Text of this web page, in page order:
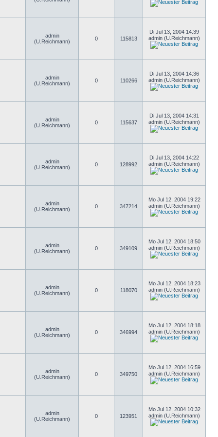
admin
(U.Reichmann)
0 115813
Di Jul 13, 2004 14:39
admin (U.Reichmann)
admin
(U.Reichmann)
0 110266
Di Jul 13, 2004 14:36
admin (U.Reichmann)
admin
(U.Reichmann)
0 115637
Di Jul 13, 2004 14:31
admin (U.Reichmann)
admin
(U.Reichmann)
0 128992
Di Jul 13, 2004 14:22
admin (U.Reichmann)
admin
(U.Reichmann)
0 347214
Mo Jul 12, 2004 19:22
admin (U.Reichmann)
admin
(U.Reichmann)
0 349109
Mo Jul 12, 2004 18:50
admin (U.Reichmann)
admin
(U.Reichmann)
0 118070
Mo Jul 12, 2004 18:23
admin (U.Reichmann)
admin
(U.Reichmann)
0 346994
Mo Jul 12, 2004 18:18
admin (U.Reichmann)
admin
(U.Reichmann)
0 349750
Mo Jul 12, 2004 16:59
admin (U.Reichmann)
admin
(U.Reichmann)
0 123951
Mo Jul 12, 2004 10:32
admin (U.Reichmann)